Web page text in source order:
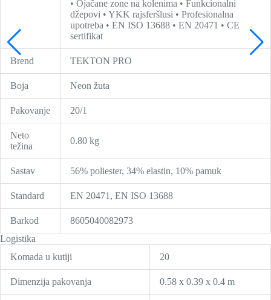
• Ojačane zone na kolenima • Funkcionalni
džepovi • YKK rajsferšlusi • Profesionalna
upotreba • EN ISO 13688 • EN 20471 • CE
sertifikat
Brend TEKTON PRO
Boja Neon žuta
Pakovanje 20/1
Neto
težina
0.80 kg
Sastav 56% poliester, 34% elastin, 10% pamuk
Standard EN 20471, EN ISO 13688
Barkod
8605040082973
Logistika
Komada u kutiji
20
Dimenzija pakovanja 0.58 x 0.39 x 0.4 m